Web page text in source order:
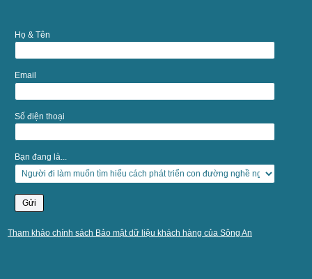
Họ & Tên
Email
Số điện thoại
Bạn đang là...
Tham khảo chính sách Bảo mật dữ liệu khách hàng của Sông An